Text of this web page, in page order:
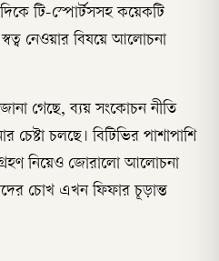
টি-স্পোর্টসসহ কয়েকটি
নেওয়ার বিষয়ে আলোচনা
জানা গেছে, ব্যয় সংকোচন নীতি
চেষ্টা চলছে। বিটিভির পাশাপাশি
নিয়েও জোরালো আলোচনা
চোখ এখন ফিফার চূড়ান্ত